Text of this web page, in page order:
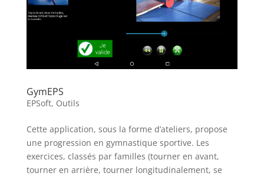
GymEPS
EPSoft, Outils
Cette application, sous la forme d’ateliers, propose
une progression en gymnastique sportive. Les
exercices, classés par familles (tourner en avant,
tourner en arrière, tourner longitudinalement, se